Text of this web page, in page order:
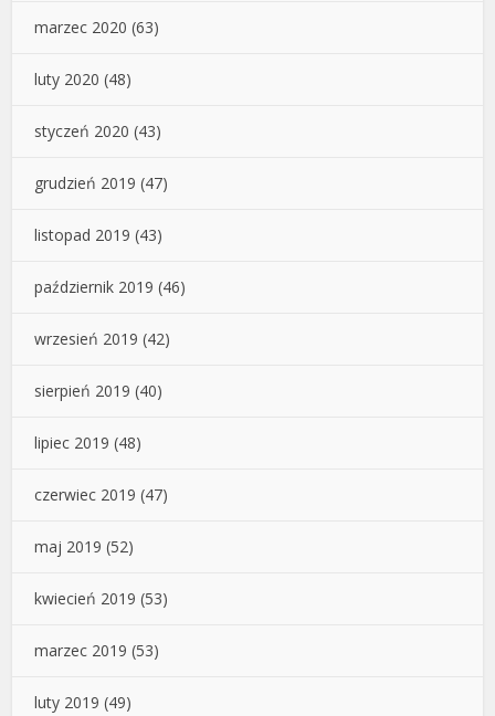
marzec 2020 (63)
luty 2020 (48)
styczeń 2020 (43)
grudzień 2019 (47)
listopad 2019 (43)
październik 2019 (46)
wrzesień 2019 (42)
sierpień 2019 (40)
lipiec 2019 (48)
czerwiec 2019 (47)
maj 2019 (52)
kwiecień 2019 (53)
marzec 2019 (53)
luty 2019 (49)